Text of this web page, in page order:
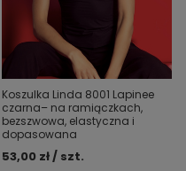
Koszulka Linda 8001 Lapinee
czarna– na ramiączkach,
bezszwowa, elastyczna i
dopasowana
53,00 zł / szt.